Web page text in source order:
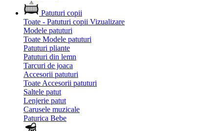
Patuturi copii
Toate - Patuturi copii Vizualizare
Modele patuturi
Toate Modele patuturi
Patuturi pliante
Patuturi din lemn
Tarcuri de joaca
Accesorii patuturi
Toate Accesorii patuturi
Saltele patut
Lenjerie patut
Carusele muzicale
Paturica Bebe